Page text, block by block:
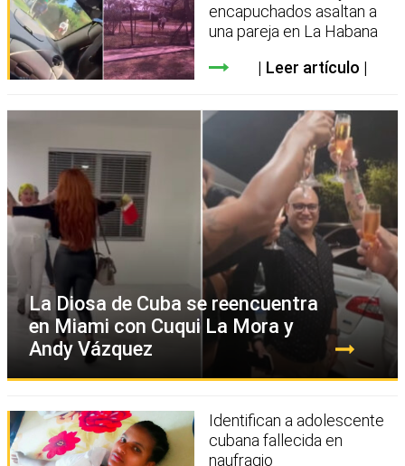
encapuchados asaltan a
una pareja en La Habana
Leer artículo
La Diosa de Cuba se reencuentra
en Miami con Cuqui La Mora y
Andy Vázquez
Identifican a adolescente
cubana fallecida en
naufragio